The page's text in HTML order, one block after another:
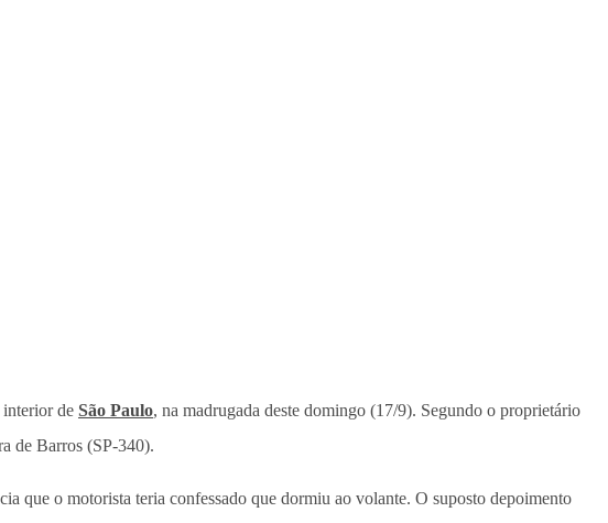
interior de São Paulo, na madrugada deste domingo (17/9). Segundo o proprietário
de Barros (SP-340).
que o motorista teria confessado que dormiu ao volante. O suposto depoimento